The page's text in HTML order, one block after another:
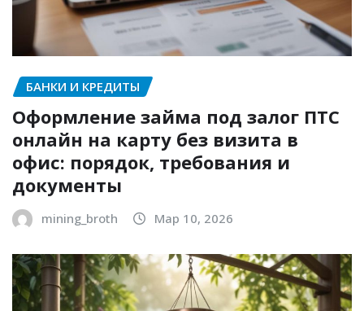
БАНКИ И КРЕДИТЫ
Оформление займа под залог ПТС
онлайн на карту без визита в
офис: порядок, требования и
документы
mining_broth Мар 10, 2026